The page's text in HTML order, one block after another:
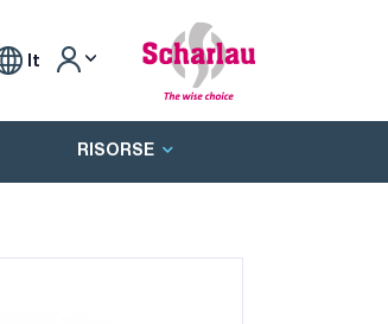
It
RISORSE